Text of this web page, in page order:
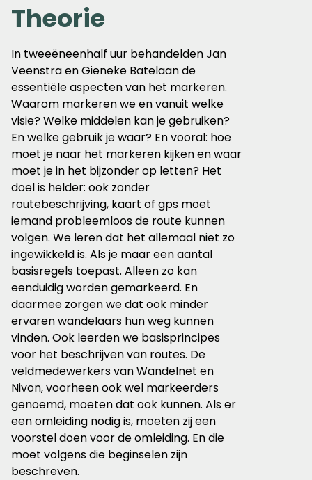
Theorie
In tweeëneenhalf uur behandelden Jan
Veenstra en Gieneke Batelaan de
essentiële aspecten van het markeren.
Waarom markeren we en vanuit welke
visie? Welke middelen kan je gebruiken?
En welke gebruik je waar? En vooral: hoe
moet je naar het markeren kijken en waar
moet je in het bijzonder op letten? Het
doel is helder: ook zonder
routebeschrijving, kaart of gps moet
iemand probleemloos de route kunnen
volgen. We leren dat het allemaal niet zo
ingewikkeld is. Als je maar een aantal
basisregels toepast. Alleen zo kan
eenduidig worden gemarkeerd. En
daarmee zorgen we dat ook minder
ervaren wandelaars hun weg kunnen
vinden. Ook leerden we basisprincipes
voor het beschrijven van routes. De
veldmedewerkers van Wandelnet en
Nivon, voorheen ook wel markeerders
genoemd, moeten dat ook kunnen. Als er
een omleiding nodig is, moeten zij een
voorstel doen voor de omleiding. En die
moet volgens die beginselen zijn
beschreven.